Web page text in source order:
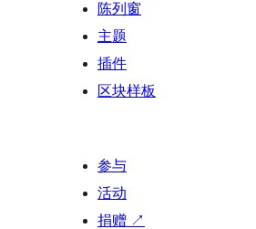
陈列窗
主题
插件
区块样板
参与
活动
捐赠 ↗